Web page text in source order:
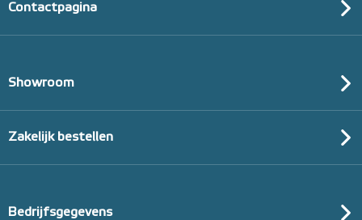
Contactpagina
Showroom
Zakelijk bestellen
Bedrijfsgegevens